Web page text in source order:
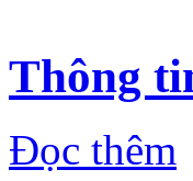
Thông
Đọc thêm